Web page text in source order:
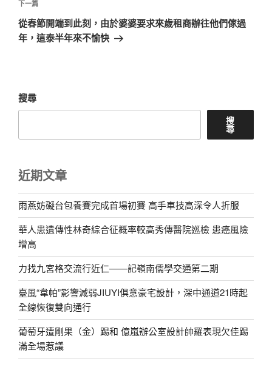
文
章
下
一
篇
下一篇
從春節開端到此刻，由於婆婆要求來歲租商辦往他們傢過
年，這泰半年來不愉快
搜尋
搜
尋
近期文章
雨燕妨礙台包養賽完成首場初賽 高手車技高深令人折服
華人患遺傳性林奇綜合征概率較高秀傳醫院巡檢 患癌風險
增高
力找九宮格交流行近仁——記嶺南儒學交通第二期
臺風“韋帕”影響減弱JIUYI俱意豪宅設計，深中通道21時起
全線恢復雙向通行
葡萄牙遭剛果（金）踢和 億嵐辦公室設計帥羅表現欠佳踢
滿全場惹議